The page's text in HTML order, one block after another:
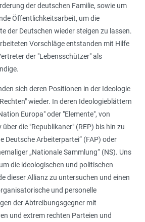
der deutschen Familie, sowie um
Öffentlichkeitsarbeit, um die
der Deutschen wieder steigen zu lassen.
Vorschläge entstanden mit Hilfe
der "Lebensschützer" als
sich deren Positionen in der Ideologie
wieder. In deren Ideologieblättern
Europa" oder "Elemente", von
die "Republikaner" (REP) bis hin zu
Deutsche Arbeiterpartei“ (FAP) oder
„Nationale Sammlung“ (NS). Uns
die ideologischen und politischen
dieser Allianz zu untersuchen und einen
und personelle
der Abtreibungsgegner mit
und extrem rechten Parteien und